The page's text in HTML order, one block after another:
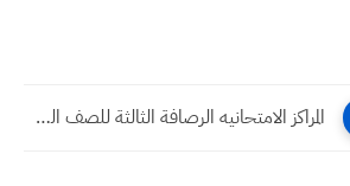
المراكز الامتحانيه الرصافة الثالثة للصف السادس الابتدائي لعام 2022 الدور...